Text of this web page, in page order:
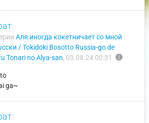
Аля иногда кокетничает со мной
/ Tokidoki Bosotto Russia-go de
Tonari no Alya-san, 03.08.24 00:31 report
ga~